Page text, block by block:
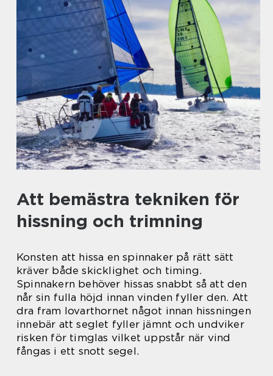
Att bemästra tekniken för
hissning och trimning
Konsten att hissa en spinnaker på rätt sätt
kräver både skicklighet och timing.
Spinnakern behöver hissas snabbt så att den
når sin fulla höjd innan vinden fyller den. Att
dra fram lovarthornet något innan hissningen
innebär att seglet fyller jämnt och undviker
risken för timglas vilket uppstår när vind
fångas i ett snott segel.